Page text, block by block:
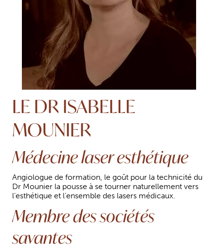
LE DR ISABELLE
MOUNIER
Médecine laser esthétique
Angiologue de formation, le goût pour la technicité du
Dr Mounier la pousse à se tourner naturellement vers
l’esthétique et l’ensemble des lasers médicaux.
Membre des sociétés
savantes